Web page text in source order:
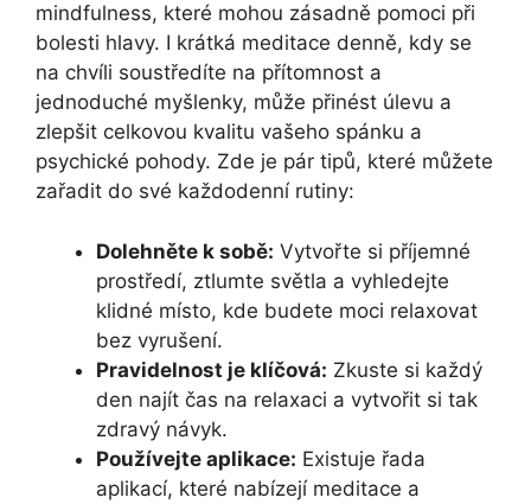
mindfulness, které mohou zásadně pomoci při
bolesti hlavy. I krátká meditace denně, kdy se
na chvíli soustředíte na přítomnost a
jednoduché myšlenky, může přinést úlevu a
zlepšit celkovou kvalitu vašeho spánku a
psychické pohody. Zde je pár tipů, které můžete
zařadit do své každodenní rutiny:
Dolehněte k sobě: Vytvořte si příjemné
prostředí, ztlumte světla a vyhledejte
klidné místo, kde budete moci relaxovat
bez vyrušení.
Pravidelnost je klíčová: Zkuste si každý
den najít čas na relaxaci a vytvořit si tak
zdravý návyk.
Používejte aplikace: Existuje řada
aplikací, které nabízejí meditace a